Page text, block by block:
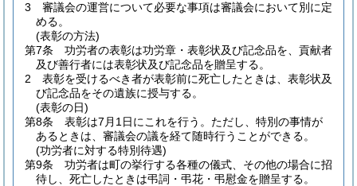
3
審議会の運営について必要な事項は審議会において別に定
める。
(表彰の方法)
第7条
功労者の表彰は功労章・表彰状及び記念品を、貢献者
及び善行者には表彰状及び記念品を贈呈する。
2
表彰を受けるべき者が表彰前に死亡したときは、表彰状及
び記念品をその遺族に授与する。
(表彰の日)
第8条
表彰は7月1日にこれを行う。 ただし、特別の事情が
あるときは、審議会の議を経て随時行うことができる。
(功労者に対する特別待遇)
第9条
功労者は町の挙行する各種の儀式、その他の場合に招
待し、死亡したときは弔詞・弔花・弔慰金を贈呈する。